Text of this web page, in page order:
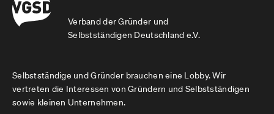
Verband der Gründer und
Selbstständigen Deutschland e.V.
Selbstständige und Gründer brauchen eine Lobby. Wir
vertreten die Interessen von Gründern und Selbstständigen
sowie kleinen Unternehmen.